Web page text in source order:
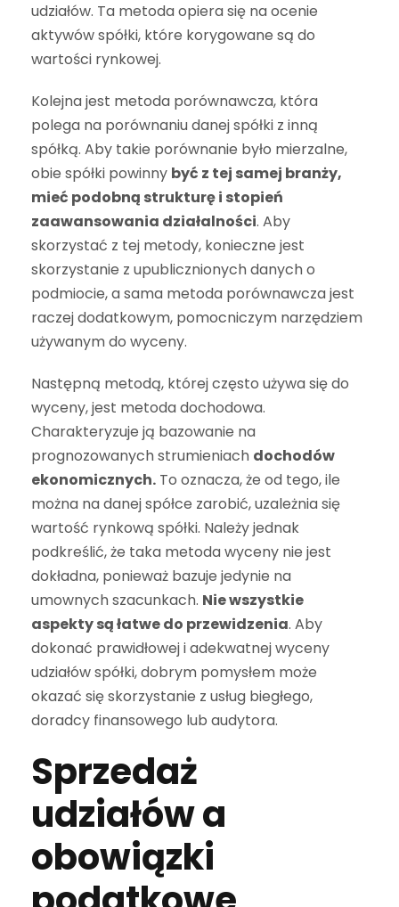
udziałów. Ta metoda opiera się na ocenie
aktywów spółki, które korygowane są do
wartości rynkowej.
Kolejna jest metoda porównawcza, która
polega na porównaniu danej spółki z inną
spółką. Aby takie porównanie było mierzalne,
obie spółki powinny być z tej samej branży,
mieć podobną strukturę i stopień
zaawansowania działalności. Aby
skorzystać z tej metody, konieczne jest
skorzystanie z upublicznionych danych o
podmiocie, a sama metoda porównawcza jest
raczej dodatkowym, pomocniczym narzędziem
używanym do wyceny.
Następną metodą, której często używa się do
wyceny, jest metoda dochodowa.
Charakteryzuje ją bazowanie na
prognozowanych strumieniach dochodów
ekonomicznych. To oznacza, że od tego, ile
można na danej spółce zarobić, uzależnia się
wartość rynkową spółki. Należy jednak
podkreślić, że taka metoda wyceny nie jest
dokładna, ponieważ bazuje jedynie na
umownych szacunkach. Nie wszystkie
aspekty są łatwe do przewidzenia. Aby
dokonać prawidłowej i adekwatnej wyceny
udziałów spółki, dobrym pomysłem może
okazać się skorzystanie z usług biegłego,
doradcy finansowego lub audytora.
Sprzedaż
udziałów a
obowiązki